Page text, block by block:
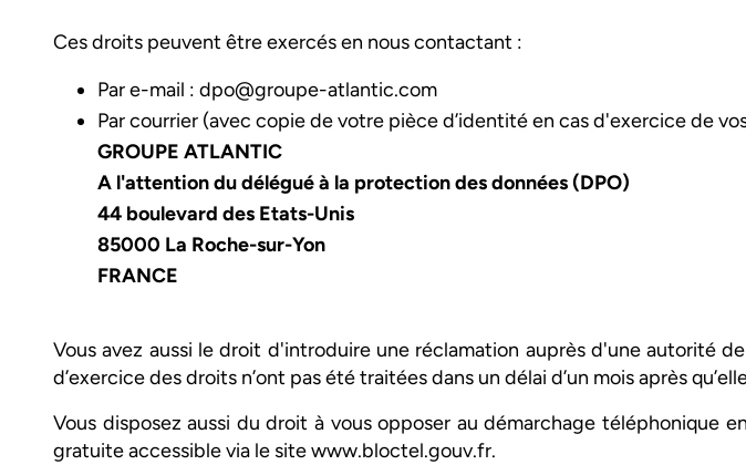
Ces droits peuvent être exercés en nous contactant :
Par e-mail : dpo@groupe-atlantic.com
Par courrier (avec copie de votre pièce d’identité en cas d'exercice de
GROUPE ATLANTIC
A l'attention du délégué à la protection des données (DPO)
44 boulevard des Etats-Unis
85000 La Roche-sur-Yon
FRANCE
Vous avez aussi le droit d'introduire une réclamation auprès d'une autorité
d’exercice des droits n’ont pas été traitées dans un délai d’un mois après
Vous disposez aussi du droit à vous opposer au démarchage
gratuite accessible via le site www.bloctel.gouv.fr.